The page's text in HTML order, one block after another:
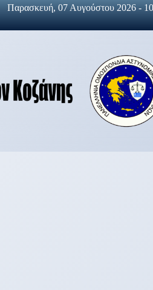
Παρασκευή, 07 Αυγούστου 2026 -